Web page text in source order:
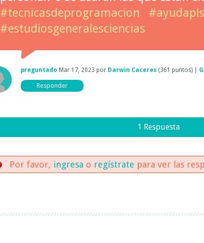
#tecnicasdeprogramacion
#ayudapls
#estudiosgeneralesciencias
preguntado Mar 17, 2023 por Darwin Caceres (361 puntos)
1 Respuesta
Por favor, ingresa o regístrate para ver las